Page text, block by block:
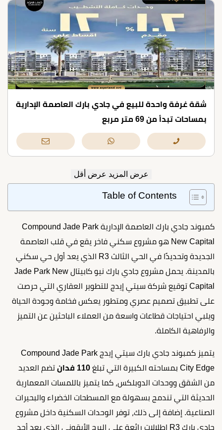
شقة غرفة واحدة للبيع في جادي بارك العاصمة الإدارية
بمساحات تبدأ من 69 متر مربع
عرض المزيد عرض أقل
Table of Contents
كمبوند جادي بارك العاصمة الإدارية Compound Jade Park
New Capital هو مشروع سكني فاخر يقع في قلب العاصمة
الجديدة وتحديدًا في الحي الثالث R3 الذي يعد أول حي سكني
بالمدينة. يحمل مشروع جادي بارك نيو كابيتال Jade Park New
Capital توقيع شركة سيتي إيدج للتطوير العقاري التي حرصت
على تطبيق تصميم عصري ومتطور يعكس فخامة وجودة الحياة
ويلبي احتياجات قطاعات واسعة من العملاء الباحثين عن التميز
والرفاهية الكاملة.
يتميز كمبوند جادي بارك سيتي إيدج Compound Jade Park
City Edge بمساحته الكبيرة التي تبلغ
تضم العديد
من الشقق ووحدات الدوبلكس، كما يتميز باللمسات المعمارية
الحديثة التي تندمج بسهولة مع المسطحات الخضراء والبحيرات
الصناعية. إضافة إلى ذلك، توفر الوحدات السكنية داخل مشروع
جادي بارك R3 إطلالات رائعة على البرج الأيقوني الذي يعد أحد